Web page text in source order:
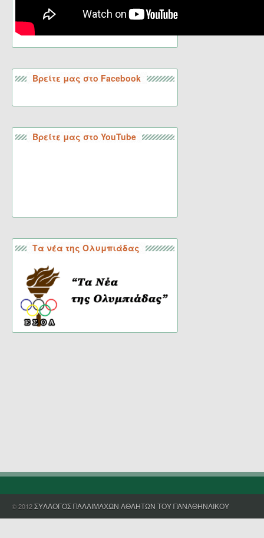
Βρείτε μας στο Facebook
Βρείτε μας στο YouTube
Τα νέα της Ολυμπιάδας
© 2012ΣΥΛΛΟΓΟΣ ΠΑΛΑΙΜΑΧΩΝ ΑΘΛΗΤΩΝ ΤΟΥ ΠΑΝΑΘΗΝΑΙΚΟΥ